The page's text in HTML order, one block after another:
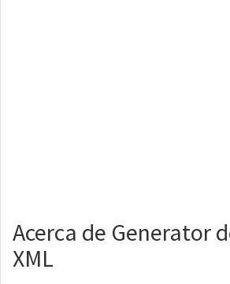
Acerca de Generator
XML